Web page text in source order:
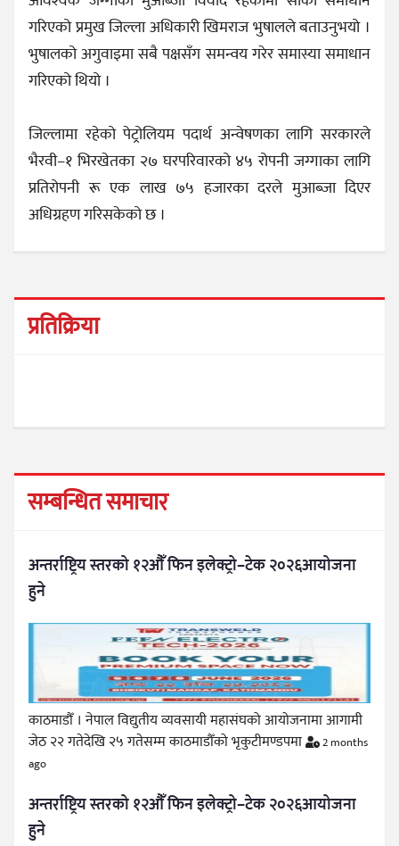
गरिएको प्रमुख जिल्ला अधिकारी खिमराज भुषालले बताउनुभयो ।
भुषालको अगुवाइमा सबै पक्षसँग समन्वय गरेर समास्या समाधान
गरिएको थियो ।
जिल्लामा रहेको पेट्रोलियम पदार्थ अन्वेषणका लागि सरकारले
भैरवी–१ भिरखेतका २७ घरपरिवारको ४५ रोपनी जग्गाका लागि
प्रतिरोपनी रू एक लाख ७५ हजारका दरले मुआब्जा दिएर
अधिग्रहण गरिसकेको छ ।
प्रतिक्रिया
सम्बन्धित समाचार
अन्तर्राष्ट्रिय स्तरको १२औँ फिन इलेक्ट्रो–टेक २०२६आयोजना
हुने
काठमाडौँ । नेपाल विद्युतीय व्यवसायी महासंघको आयोजनामा आगामी
जेठ २२ गतेदेखि २५ गतेसम्म काठमाडौँको भृकुटीमण्डपमा
2 months
ago
अन्तर्राष्ट्रिय स्तरको १२औँ फिन इलेक्ट्रो–टेक २०२६आयोजना
हुने